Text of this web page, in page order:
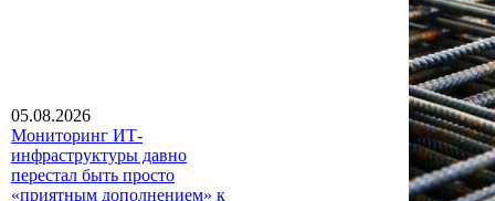
05.08.2026
Мониторинг ИТ-
инфраструктуры давно
перестал быть просто
«приятным дополнением» к